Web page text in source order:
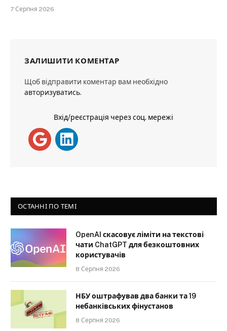
7 Серпня 2026
ЗАЛИШИТИ КОМЕНТАР
Щоб відправити коментар вам необхідно
авторизуватись.
Вхід/реєстрація через соц. мережі
ОСТАННІ ПО ТЕМІ
OpenAI скасовує ліміти на текстові
чати ChatGPT для безкоштовних
користувачів
8 Серпня 2026
НБУ оштрафував два банки та 19
небанківських фінустанов
8 Серпня 2026